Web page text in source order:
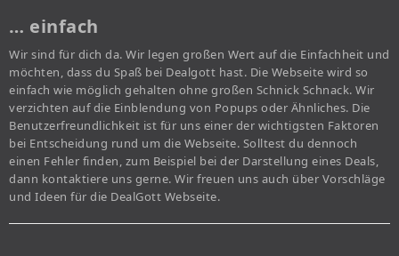
… einfach
Wir sind für dich da. Wir legen großen Wert auf die Einfachheit und
möchten, dass du Spaß bei Dealgott hast. Die Webseite wird so
einfach wie möglich gehalten ohne großen Schnick Schnack. Wir
verzichten auf die Einblendung von Popups oder Ähnliches. Die
Benutzerfreundlichkeit ist für uns einer der wichtigsten Faktoren
bei Entscheidung rund um die Webseite. Solltest du dennoch
einen Fehler finden, zum Beispiel bei der Darstellung eines Deals,
dann kontaktiere uns gerne. Wir freuen uns auch über Vorschläge
und Ideen für die DealGott Webseite.